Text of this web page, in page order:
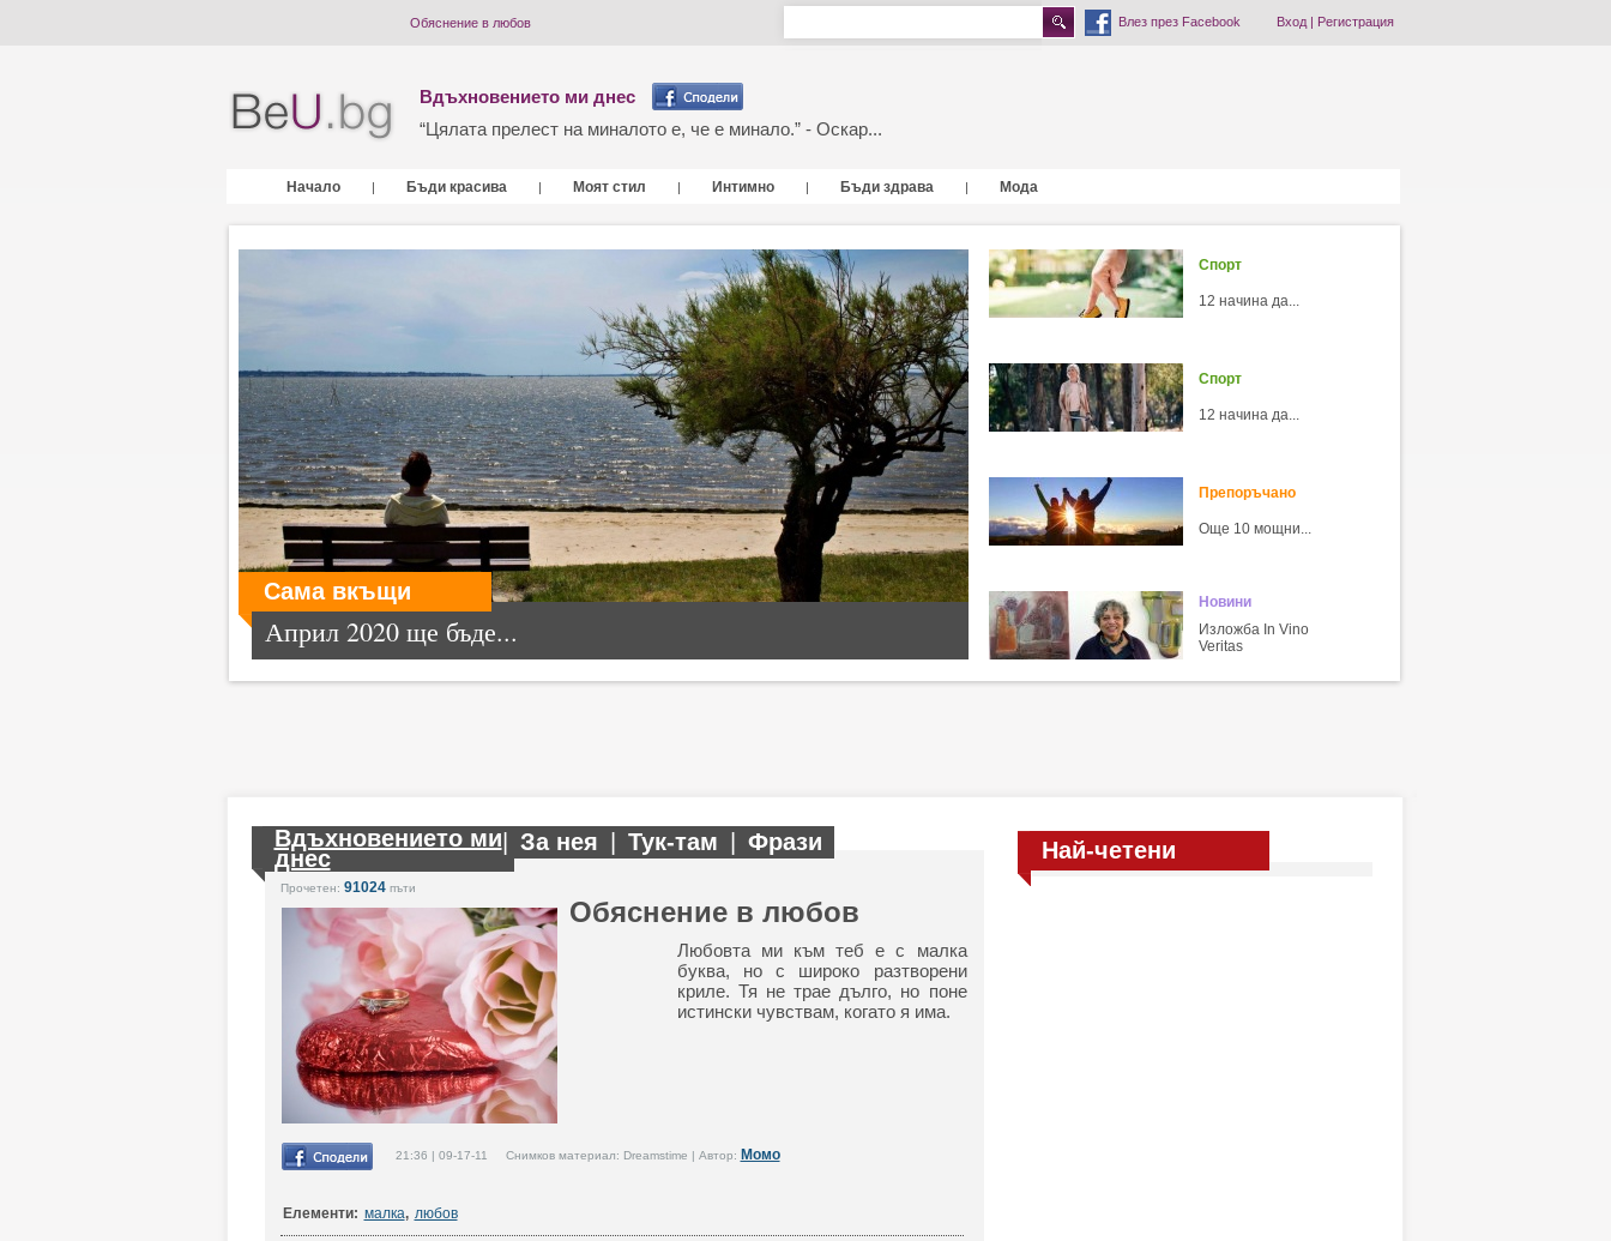
Обяснение в любов Влез през Facebook Вход| Регистрация
Вдъхновението ми днес
“Цялата прелест на миналото е, че е минало.” - Оскар...
Начало | Бъди красива | Моят стил | Интимно | Бъди здрава | Мода
Сама вкъщи
Април 2020 ще бъде...
Спорт
12 начина да...
Спорт
12 начина да...
Препоръчано
Още 10 мощни...
Новини
Изложба In Vino
Veritas
Вдъхновението ми
днес
| За нея Тук-там Фрази
Прочетен: 91024пъти
Обяснение в любов
Любовта ми към теб е с малка
буква, но с широко разтворени
криле. Тя не трае дълго, но поне
истински чувствам, когато я има.
21:36 | 09-17-11 Снимков материал: Dreamstime | Автор: Момо
Елементи: малка, любов
Най-четени